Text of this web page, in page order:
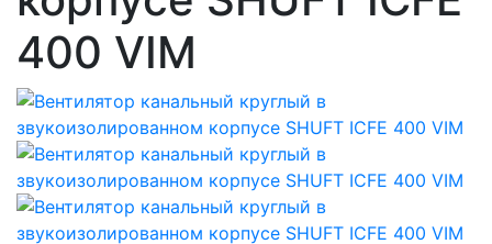
400 VIM